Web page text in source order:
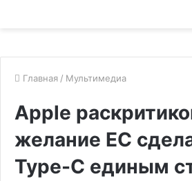
Главная / Мультимедиа
Apple
желание ЕС
Type-C единым